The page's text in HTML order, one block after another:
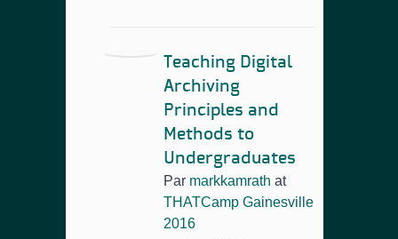
Teaching Digital
Archiving
Principles and
Methods to
Undergraduates
Par markkamrath at
THATCamp Gainesville
2016